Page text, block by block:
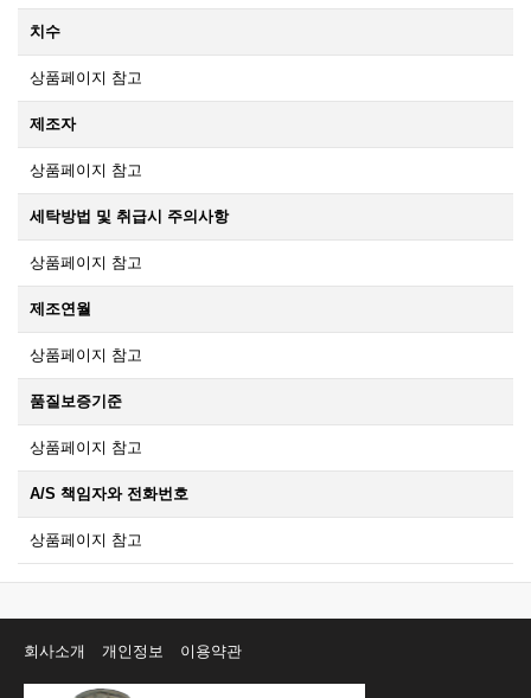
치수
상품페이지 참고
제조자
상품페이지 참고
세탁방법 및 취급시 주의사항
상품페이지 참고
제조연월
상품페이지 참고
품질보증기준
상품페이지 참고
A/S 책임자와 전화번호
상품페이지 참고
회사소개 개인정보 이용약관